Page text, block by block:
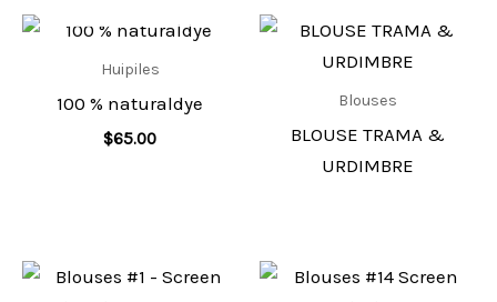
Huipiles
100 % naturaldye
$65.00
Blouses
BLOUSE TRAMA &
URDIMBRE